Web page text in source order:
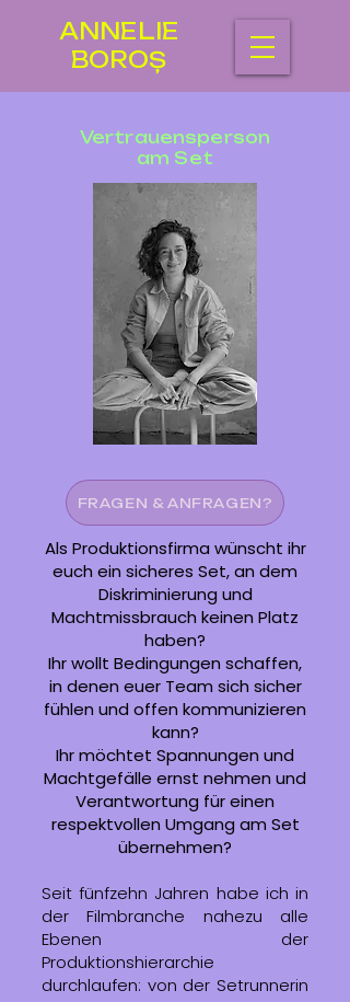
ANNELIE
BOROȘ
Vertrauensperson
am Set
FRAGEN & ANFRAGEN?
Als Produktionsfirma wünscht ihr
euch ein sicheres Set, an dem
Diskriminierung und
Machtmissbrauch keinen Platz
haben?
Ihr wollt Bedingungen schaffen,
in denen euer Team sich sicher
fühlen und offen kommunizieren
kann?
Ihr möchtet Spannungen und
Machtgefälle ernst nehmen und
Verantwortung für einen
respektvollen Umgang am Set
übernehmen?
Seit fünfzehn Jahren habe ich in
der Filmbranche nahezu alle
Ebenen der
Produktionshierarchie
durchlaufen: von der Setrunnerin